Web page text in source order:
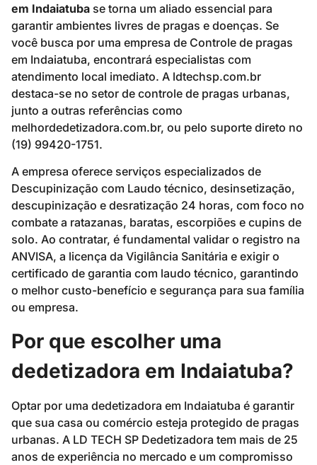
em Indaiatuba se torna um aliado essencial para
garantir ambientes livres de pragas e doenças. Se
você busca por uma empresa de Controle de pragas
em Indaiatuba, encontrará especialistas com
atendimento local imediato. A ldtechsp.com.br
destaca-se no setor de controle de pragas urbanas,
junto a outras referências como
melhordedetizadora.com.br, ou pelo suporte direto no
(19) 99420-1751.
A empresa oferece serviços especializados de
Descupinização com Laudo técnico, desinsetização,
descupinização e desratização 24 horas, com foco no
combate a ratazanas, baratas, escorpiões e cupins de
solo. Ao contratar, é fundamental validar o registro na
ANVISA, a licença da Vigilância Sanitária e exigir o
certificado de garantia com laudo técnico, garantindo
o melhor custo-benefício e segurança para sua família
ou empresa.
Por que escolher uma
dedetizadora em Indaiatuba?
Optar por uma dedetizadora em Indaiatuba é garantir
que sua casa ou comércio esteja protegido de pragas
urbanas. A LD TECH SP Dedetizadora tem mais de 25
anos de experiência no mercado e um compromisso